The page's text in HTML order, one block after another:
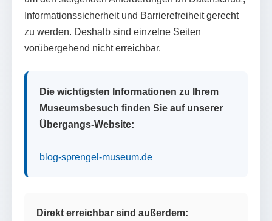
Informationssicherheit und Barrierefreiheit gerecht
zu werden. Deshalb sind einzelne Seiten
vorübergehend nicht erreichbar.
Die wichtigsten Informationen zu Ihrem
Museumsbesuch finden Sie auf unserer
Übergangs-Website:
blog-sprengel-museum.de
Direkt erreichbar sind außerdem: